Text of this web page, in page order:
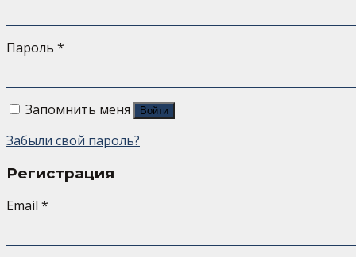
Пароль *
Запомнить меня Войти
Забыли свой пароль?
Регистрация
Email *